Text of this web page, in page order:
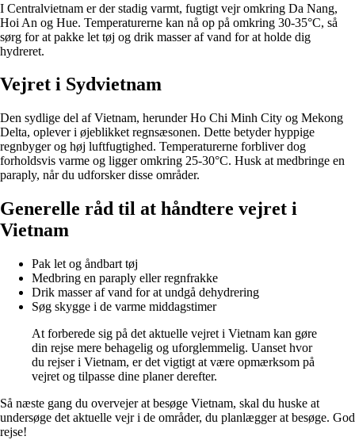
I Centralvietnam er der stadig varmt, fugtigt vejr omkring Da Nang,
Hoi An og Hue. Temperaturerne kan nå op på omkring 30-35°C, så
sørg for at pakke let tøj og drik masser af vand for at holde dig
hydreret.
Vejret i Sydvietnam
Den sydlige del af Vietnam, herunder Ho Chi Minh City og Mekong
Delta, oplever i øjeblikket regnsæsonen. Dette betyder hyppige
regnbyger og høj luftfugtighed. Temperaturerne forbliver dog
forholdsvis varme og ligger omkring 25-30°C. Husk at medbringe en
paraply, når du udforsker disse områder.
Generelle råd til at håndtere vejret i
Vietnam
Pak let og åndbart tøj
Medbring en paraply eller regnfrakke
Drik masser af vand for at undgå dehydrering
Søg skygge i de varme middagstimer
At forberede sig på det aktuelle vejret i Vietnam kan gøre
din rejse mere behagelig og uforglemmelig. Uanset hvor
du rejser i Vietnam, er det vigtigt at være opmærksom på
vejret og tilpasse dine planer derefter.
Så næste gang du overvejer at besøge Vietnam, skal du huske at
undersøge det aktuelle vejr i de områder, du planlægger at besøge. God
rejse!